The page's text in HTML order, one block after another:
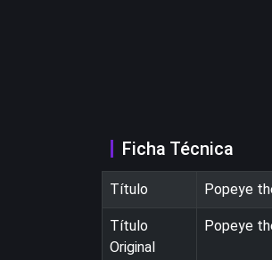
Ficha Técnica
Título Popeye
Título
Original
Popeye